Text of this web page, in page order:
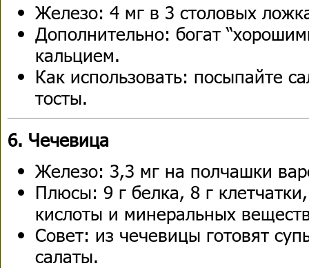
Железо: 4 мг в 3 столовых
Дополнительно: богат
кальцием.
Как использовать: посыпайте
тосты.
6. Чечевица
Железо: 3,3 мг на полчашки
Плюсы: 9 г белка, 8 г
кислоты и минеральных
Совет: из чечевицы готовят
салаты.